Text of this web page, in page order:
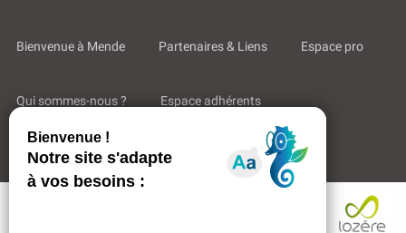
Bienvenue à Mende Partenaires & Liens Espace pro
Qui sommes-nous ? Espace adhérents
Aides & Accompagnements